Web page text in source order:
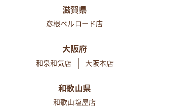
滋賀県
彦根ベルロード店
大阪府
和泉和気店 大阪本店
和歌山県
和歌山塩屋店